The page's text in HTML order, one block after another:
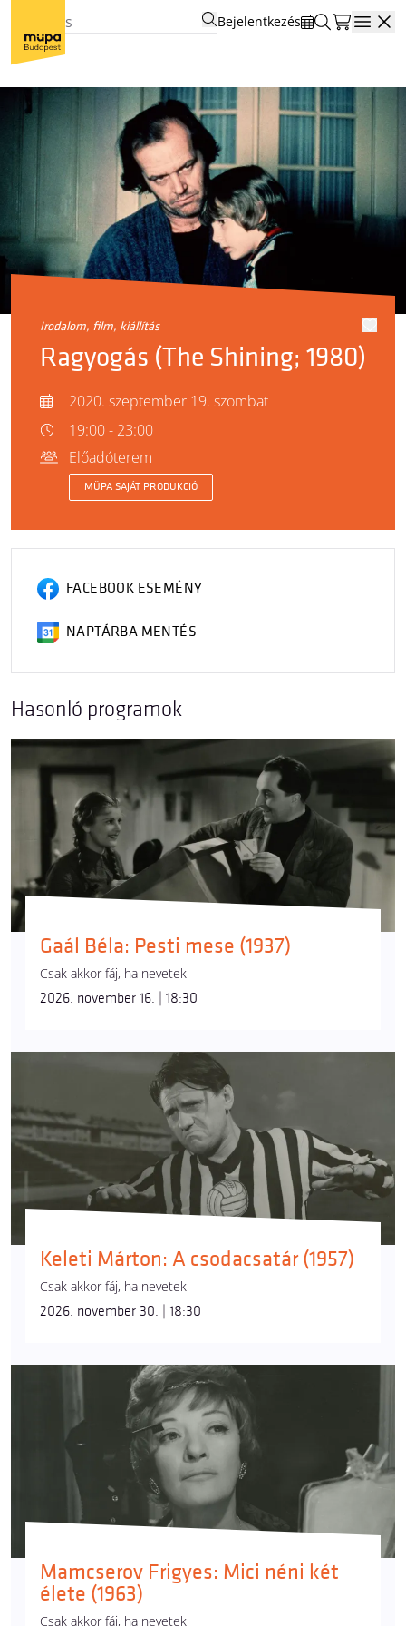
Bejelentkezés
irodalom, film, kiállítás
Ragyogás (The Shining; 1980)
2020. szeptember 19. szombat
19:00 - 23:00
Előadóterem
MÜPA SAJÁT PRODUKCIÓ
FACEBOOK ESEMÉNY
NAPTÁRBA MENTÉS
Hasonló programok
Gaál Béla: Pesti mese (1937)
Csak akkor fáj, ha nevetek
2026. november 16. | 18:30
Keleti Márton: A csodacsatár (1957)
Csak akkor fáj, ha nevetek
2026. november 30. | 18:30
Mamcserov Frigyes: Mici néni két
élete (1963)
Csak akkor fáj, ha nevetek